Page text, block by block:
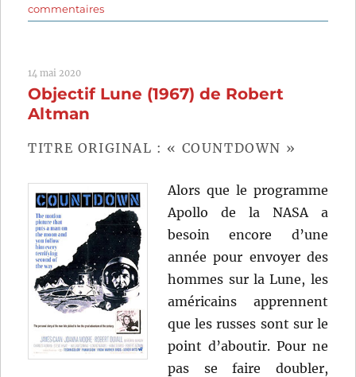
commentairessur
Ad
James
14 mai 2020
Objectif Lune (1967) de Robert
Altman
TITRE ORIGINAL : « COUNTDOWN »
Alors que le programme
Apollo de la NASA a
besoin encore d’une
année pour envoyer des
hommes sur la Lune, les
américains apprennent
que les russes sont sur le
point d’aboutir. Pour ne
pas se faire doubler,